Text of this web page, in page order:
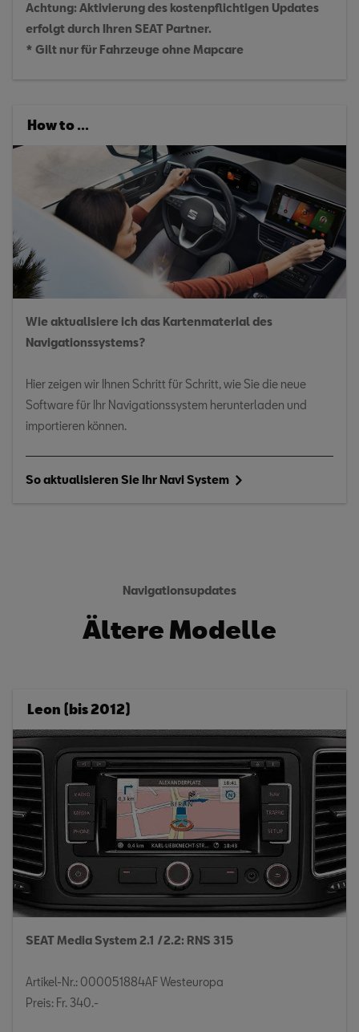
Achtung: Aktivierung des kostenpflichtigen Updates
erfolgt durch Ihren SEAT Partner.
* Gilt nur für Fahrzeuge ohne Mapcare
How to ...
Wie aktualisiere ich das Kartenmaterial des
Navigationssystems?
Hier zeigen wir Ihnen Schritt für Schritt, wie Sie die neue
Software für Ihr Navigationssystem herunterladen und
importieren können.
So aktualisieren Sie Ihr Navi System
Navigationsupdates
Ältere Modelle
Leon (bis 2012)
SEAT Media System 2.1 /2.2: RNS 315
Artikel-Nr.: 000051884AF Westeuropa
Preis: Fr. 340.-